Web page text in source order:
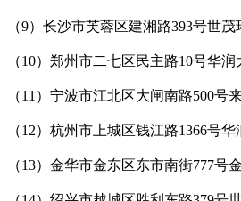
（9）长沙市芙蓉区建湘路393号世
（10）郑州市二七区民主路10号华润
（11）宁波市江北区大闸南路500号
（12）杭州市上城区钱江路1366号
（13）金华市金东区东市南街777号